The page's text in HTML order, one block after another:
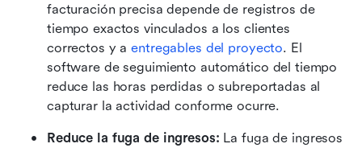
facturación precisa depende de registros de
tiempo exactos vinculados a los clientes
correctos y a entregables del proyecto. El
software de seguimiento automático del tiempo
reduce las horas perdidas o subreportadas al
capturar la actividad conforme ocurre.
Reduce la fuga de ingresos: La fuga de ingresos